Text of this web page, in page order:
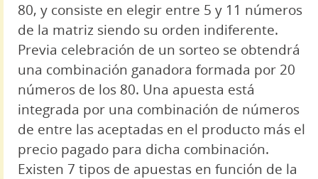
80, y consiste en elegir entre 5 y 11 números
de la matriz siendo su orden indiferente.
Previa celebración de un sorteo se obtendrá
una combinación ganadora formada por 20
números de los 80. Una apuesta está
integrada por una combinación de números
de entre las aceptadas en el producto más el
precio pagado para dicha combinación.
Existen 7 tipos de apuestas en función de la